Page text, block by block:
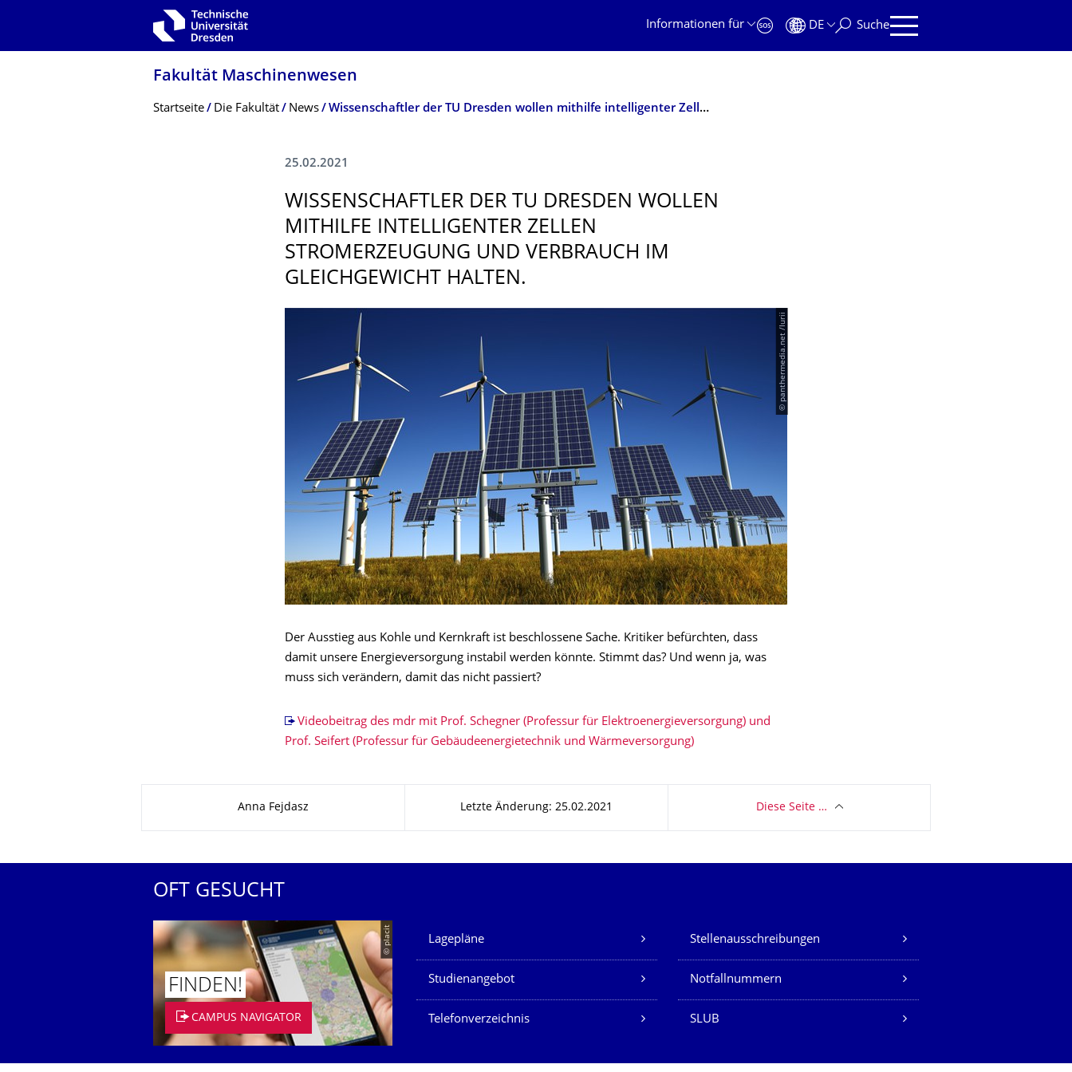
Zur Hauptnavigation springen
Informationen für
DE Suche
Fakultät Maschinenwesen
Breadcrumb-Menü
Startseite Die Fakultät News Wissenschaftler der TU Dresden wollen mithilfe intelligenter Zellen Stromerzeugung und Verbrauch im Gleichgewicht halten.
25.02.2021
WISSENSCHAFTLER DER TU DRESDEN WOLLEN
MITHILFE INTELLIGENTER ZELLEN
STROMERZEUGUNG UND VERBRAUCH IM
GLEICHGEWICHT HALTEN.
© panthermedia.net /Iurii
Der Ausstieg aus Kohle und Kernkraft ist beschlossene Sache. Kritiker befürchten, dass
damit unsere Energieversor­gung instabil werden könnte. Stimmt das? Und wenn ja, was
muss sich verändern, damit das nicht passiert?
Videobeitrag des mdr mit Prof. Schegner (Professur für Elektroenergieversorgung) und
Prof. Seifert (Professur für Gebäudeenergietechnik und Wärmeversorgung)
Anna Fejdasz Letzte Änderung: 25.02.2021 Diese Seite …
OFT GESUCHT
© placit
FINDEN!
CAMPUS NAVIGATOR
Unsere Dienste
Lagepläne Stellenausschreibungen
Studienangebot Notfallnummern
Telefonverzeichnis SLUB